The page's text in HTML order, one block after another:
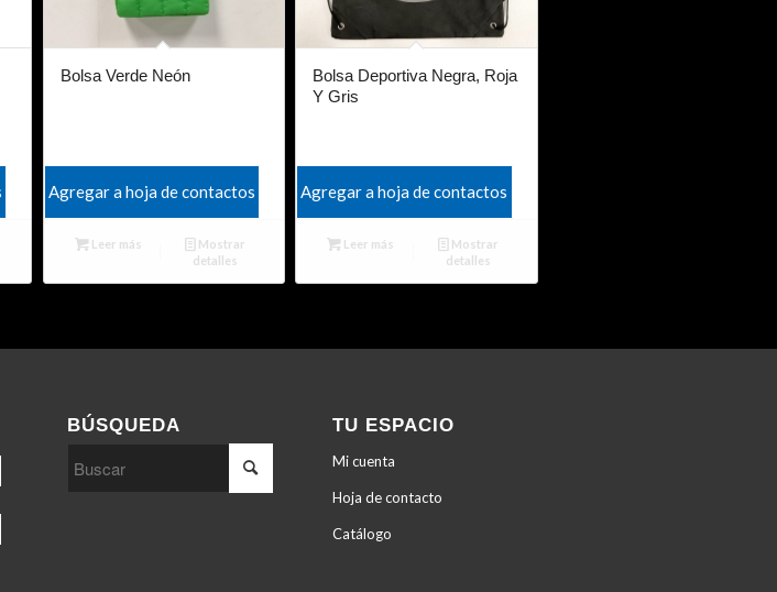
Bolsa Verde Neón
Agregar a hoja de contactos
Leer más
Mostrar
detalles
Bolsa Deportiva Negra, Roja
Y Gris
Agregar a hoja de contactos
Leer más
Mostrar
detalles
BÚSQUEDA TU ESPACIO
Mi cuenta
Hoja de contacto
Catálogo